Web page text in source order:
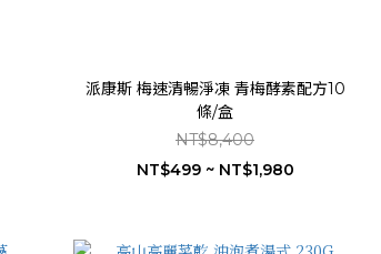
派康斯 梅速清暢淨凍 青梅酵素配方10
條/盒
NT$8,400
NT$499 ~ NT$1,980